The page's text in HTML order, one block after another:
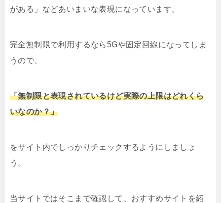
がある」などあいまいな表現になっています。
完全無制限で利用するなら5Gや固定回線になってしま
うので、
「無制限と表現されているけど実際の上限はどれくら
いなのか？」
をサイト内でしっかりチェックするようにしましょ
う。
当サイトではそこまで確認して、おすすめサイトを紹